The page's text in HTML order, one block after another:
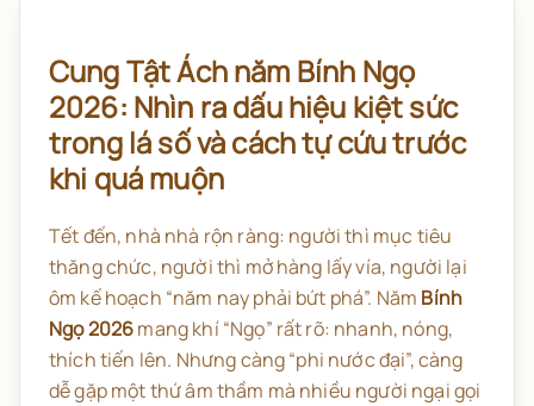
Cung Tật Ách năm Bính Ngọ
2026: Nhìn ra dấu hiệu kiệt sức
trong lá số và cách tự cứu trước
khi quá muộn
Tết đến, nhà nhà rộn ràng: người thì mục tiêu
thăng chức, người thì mở hàng lấy vía, người lại
ôm kế hoạch “năm nay phải bứt phá”. Năm Bính
Ngọ 2026mang khí “Ngọ” rất rõ: nhanh, nóng,
thích tiến lên. Nhưng càng “phi nước đại”, càng
dễ gặp một thứ âm thầm mà nhiều người ngại gọi